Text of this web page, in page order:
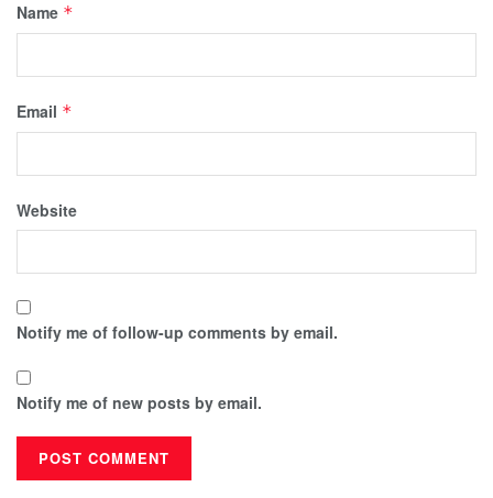
Name *
Email *
Website
Notify me of follow-up comments by email.
Notify me of new posts by email.